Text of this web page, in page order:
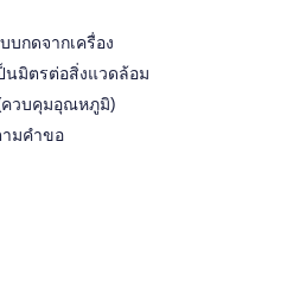
กดจากเครื่อง
นมิตรต่อสิ่งแวดล้อม
ควบคุมอุณหภูมิ)
มคำขอ